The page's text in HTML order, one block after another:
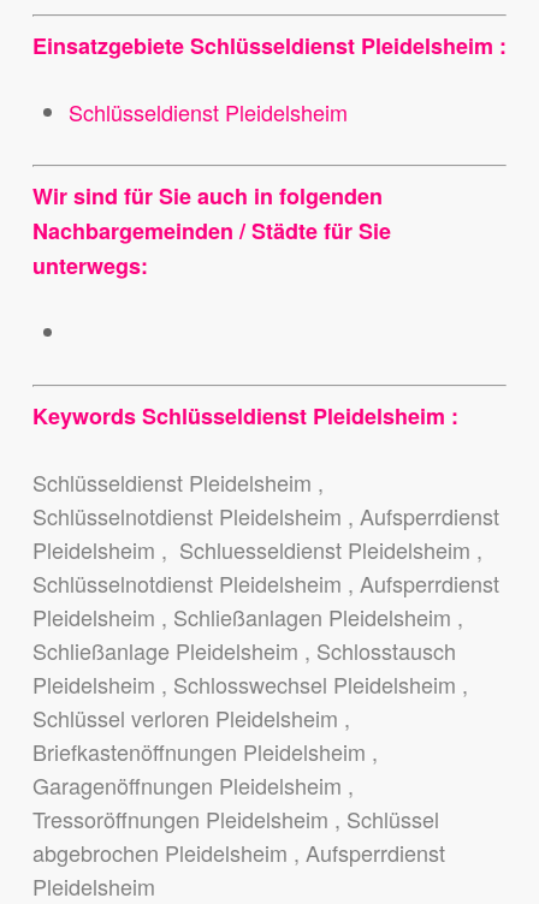
Einsatzgebiete Schlüsseldienst Pleidelsheim :
Schlüsseldienst Pleidelsheim
Wir sind für Sie auch in folgenden
Nachbargemeinden / Städte für Sie
unterwegs:
Keywords Schlüsseldienst Pleidelsheim :
Schlüsseldienst Pleidelsheim ,
Schlüsselnotdienst Pleidelsheim , Aufsperrdienst
Pleidelsheim , Schluesseldienst Pleidelsheim ,
Schlüsselnotdienst Pleidelsheim , Aufsperrdienst
Pleidelsheim , Schließanlagen Pleidelsheim ,
Schließanlage Pleidelsheim , Schlosstausch
Pleidelsheim , Schlosswechsel Pleidelsheim ,
Schlüssel verloren Pleidelsheim ,
Briefkastenöffnungen Pleidelsheim ,
Garagenöffnungen Pleidelsheim ,
Tressoröffnungen Pleidelsheim , Schlüssel
abgebrochen Pleidelsheim , Aufsperrdienst
Pleidelsheim